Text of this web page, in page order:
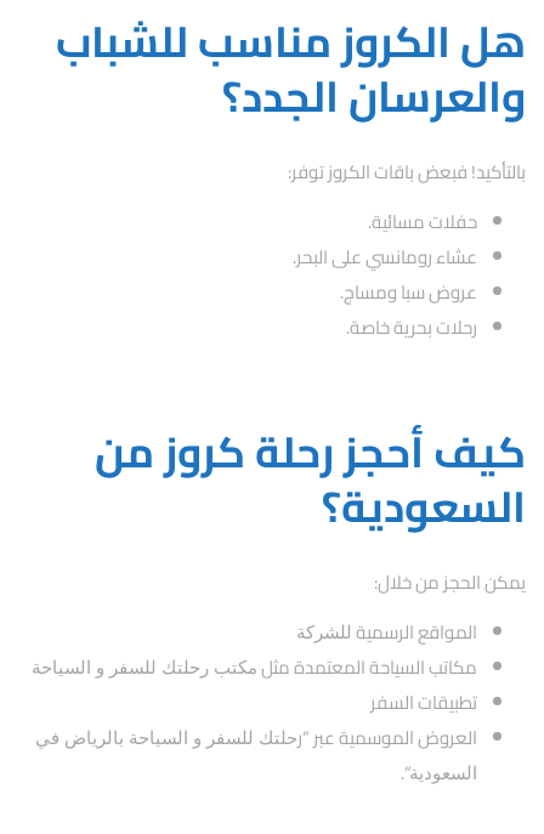
هل الكروز مناسب للشباب
والعرسان الجدد؟
بالتأكيد! فبعض باقات الكروز توفر:
حفلات مسائية.
عشاء رومانسي على البحر.
عروض سبا ومساج.
رحلات بحرية خاصة.
كيف أحجز رحلة كروز من
السعودية؟
يمكن الحجز من خلال:
المواقع الرسمية للشركة
مكاتب السياحة المعتمدة مثل مكتب رحلتك للسفر و السياحة
تطبيقات السفر
العروض الموسمية عبر “رحلتك للسفر و السياحة بالرياض في
السعودية“.